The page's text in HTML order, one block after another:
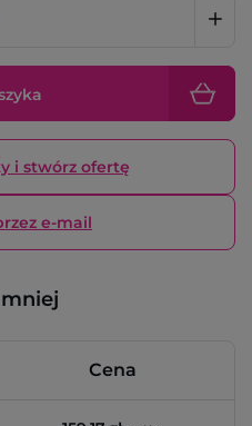
i stwórz ofertę
e-mail
Cena